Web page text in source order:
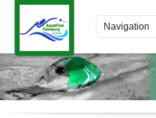
Panneau de gestion des cookies